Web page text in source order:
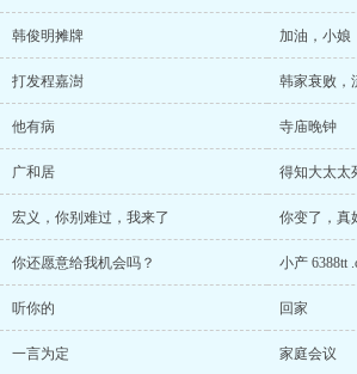
韩俊明摊牌 加油，小娘
打发程嘉澍 韩家衰败，
他有病 寺庙晚钟
广和居 得知大太太
宏义，你别难过，我来了 你变了，真
你还愿意给我机会吗？ 小产 6388tt
听你的 回家
一言为定 家庭会议